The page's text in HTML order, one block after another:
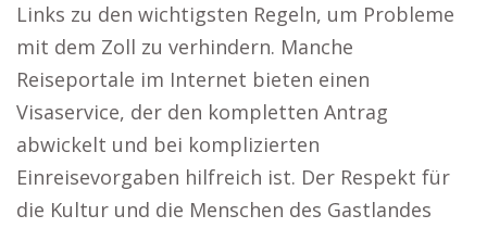
Links zu den wichtigsten Regeln, um Probleme
mit dem Zoll zu verhindern. Manche
Reiseportale im Internet bieten einen
Visaservice, der den kompletten Antrag
abwickelt und bei komplizierten
Einreisevorgaben hilfreich ist. Der Respekt für
die Kultur und die Menschen des Gastlandes